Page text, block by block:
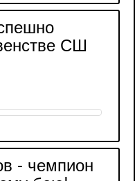
СШ
- чемпион